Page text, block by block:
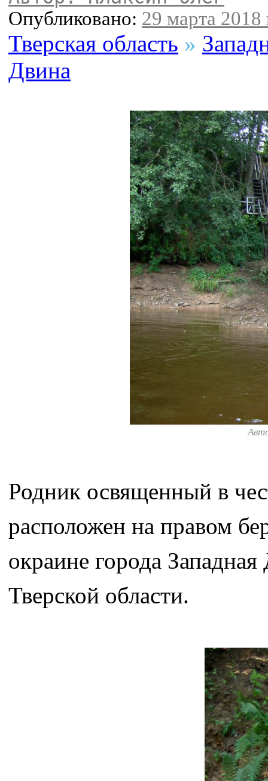
Опубликовано: 29 марта 2018
Тверская область »
Двина
Родник освященный в
расположен на правом
окраине города
Тверской области.